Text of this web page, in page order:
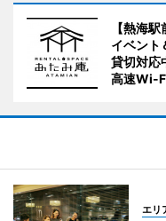
【熱海駅
イベント
貸切対応
高速Wi-
エリ